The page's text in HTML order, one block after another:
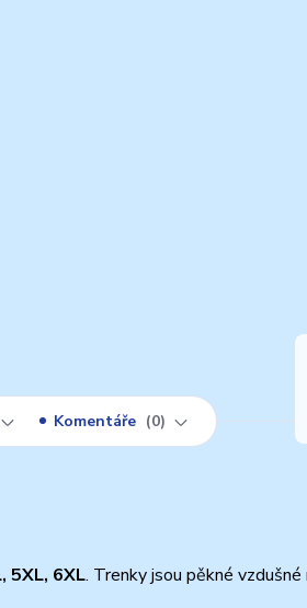
Komentáře 0
5XL, 6XL. Trenky jsou pěkné